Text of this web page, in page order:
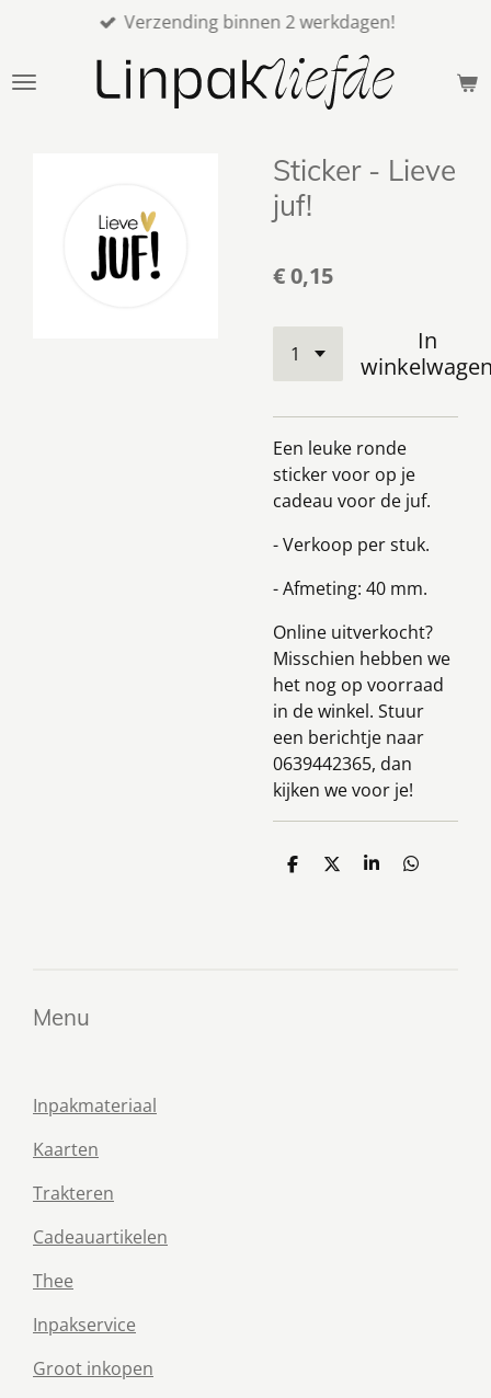
naar
Verzending binnen 2 werkdagen!
Sticker - Lieve
juf!
€ 0,15
In
Een leuke ronde
sticker voor op je
cadeau voor de juf.
- Verkoop per stuk.
- Afmeting: 40 mm.
Online uitverkocht?
Misschien hebben we
het nog op voorraad
in de winkel. Stuur
een berichtje naar
0639442365, dan
kijken we voor je!
D
D
S
D
Menu
Inpakmateriaal
Kaarten
Trakteren
Cadeauartikelen
Thee
Inpakservice
Groot inkopen